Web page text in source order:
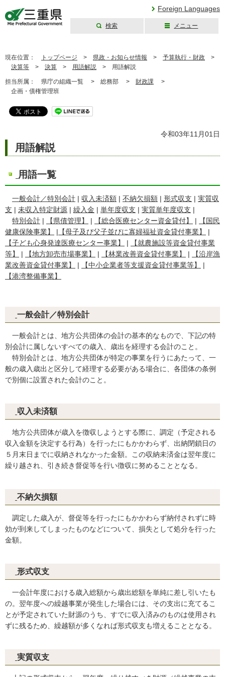
Foreign Languages
検索 メニュー
現在位置： トップページ > 県政・お知らせ情報 > 予算執行・財政 >
決算等 > 決算 > 用語解説 > 用語解説
担当所属： 県庁の組織一覧 > 総務部 > 財政課 >
企画・債権管理班
令和03年11月01日
用語解説
用語一覧
一般会計／特別会計 | 収入未済額 | 不納欠損額 | 形式収支 | 実質収
支 | 未収入特定財源 | 繰入金 | 単年度収支 | 実質単年度収支 |
特別会計 | 【県債管理】 | 【総合医療センター資金貸付】 |
【国民
健康保険事業】
| 【母子及び父子並びに寡婦福祉資金貸付事業】
|
【子ども心身発達医療センター事業】
|
【就農施設等資金貸付事業
等】
| 【地方卸売市場事業】 | 【林業改善資金貸付事業】 |
【沿岸漁
業改善資金貸付事業】
| 【中小企業者等支援資金貸付事業等】
|
【港湾整備事業】
一般会計／特別会計
一般会計とは、地方公共団体の会計の基本的なもので、下記の特
別会計に属しないすべての歳入、歳出を経理する会計のこと。
特別会計とは、地方公共団体が特定の事業を行うにあたって、一
般の歳入歳出と区分して経理する必要がある場合に、各団体の条例
で別個に設置された会計のこと。
収入未済額
地方公共団体が歳入を徴収しようとする際に、調定（予定される
収入金額を決定する行為）を行ったにもかかわらず、出納閉鎖日の
５月末日までに収納されなかった金額。この収納未済金は翌年度に
繰り越され、引き続き督促等を行い徴収に努めることとなる。
不納欠損額
調定した歳入が、督促等を行ったにもかかわらず納付されずに時
効が到来してしまったものなどについて、損失として処分を行った
金額。
形式収支
一会計年度における歳入総額から歳出総額を単純に差し引いたも
の。翌年度への繰越事業が発生した場合には、その支出に充てるこ
とが予定されていた財源のうち、すでに収入済みのものは使用され
ずに残るため、繰越額が多くなれば形式収支も増えることとなる。
実質収支